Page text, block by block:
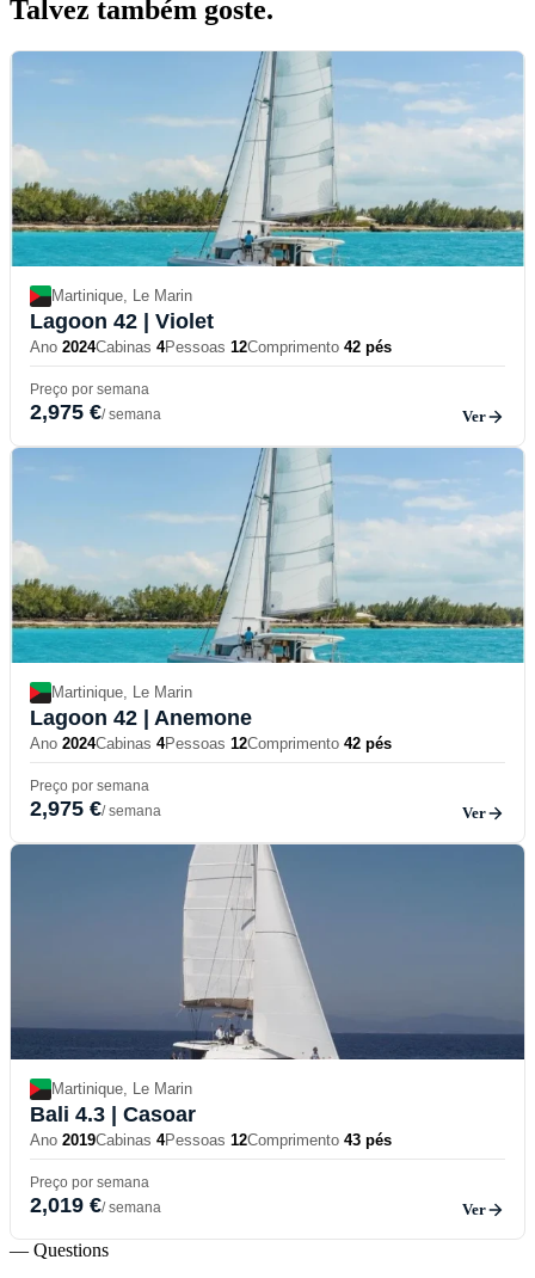
Talvez também goste.
Martinique, Le Marin
Lagoon 42 | Violet
Ano 2024Cabinas 4Pessoas 12Comprimento 42 pés
Preço por semana
2,975 €/ semana Ver
Martinique, Le Marin
Lagoon 42 | Anemone
Ano 2024Cabinas 4Pessoas 12Comprimento 42 pés
Preço por semana
2,975 €/ semana Ver
Martinique, Le Marin
Bali 4.3 | Casoar
Ano 2019Cabinas 4Pessoas 12Comprimento 43 pés
Preço por semana
2,019 €/ semana Ver
— Questions